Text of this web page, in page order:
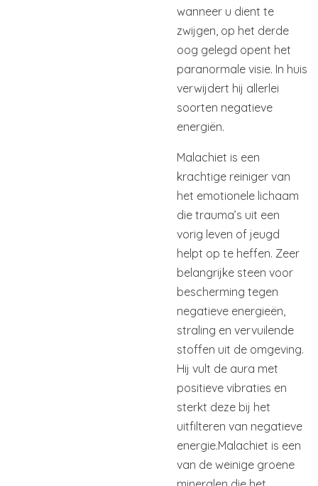
wanneer u dient te
zwijgen, op het derde
oog gelegd opent het
paranormale visie. In huis
verwijdert hij allerlei
soorten negatieve
energiën.
Malachiet is een
krachtige reiniger van
het emotionele lichaam
die trauma’s uit een
vorig leven of jeugd
helpt op te heffen. Zeer
belangrijke steen voor
bescherming tegen
negatieve energieën,
straling en vervuilende
stoffen uit de omgeving.
Hij vult de aura met
positieve vibraties en
sterkt deze bij het
uitfilteren van negatieve
energie.Malachiet is een
van de weinige groene